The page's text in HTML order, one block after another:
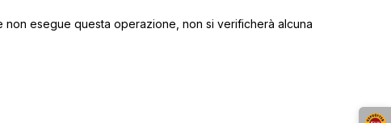
esegue questa operazione, non si verificherà alcuna